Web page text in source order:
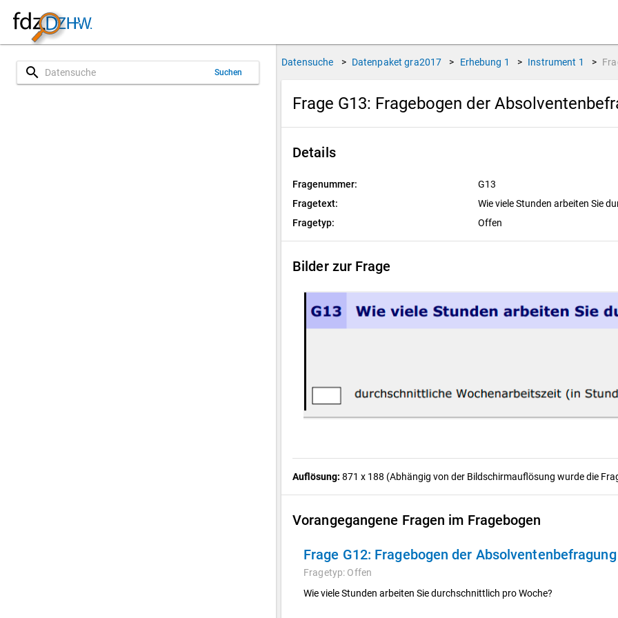
search Suchen
Datensuche > Datenpaket gra2017 > Erhebung 1 > Instrument 1 >
Frage G13: Fragebogen der
Details
Fragenummer:
G13
Fragetext:
Wie viele Stunden arbeiten Sie
Fragetyp:
Offen
Bilder zur Frage
Auflösung: 871 x 188 (Abhängig von der Bildschirmauflösung wurde die
Vorangegangene Fragen im Fragebogen
Frage G12: Fragebogen der
Fragetyp: Offen
Wie viele Stunden arbeiten Sie durchschnittlich pro Woche?